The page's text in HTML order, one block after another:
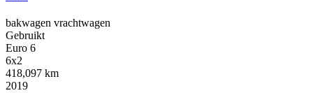
bakwagen vrachtwagen
Gebruikt
Euro 6
6x2
418,097 km
2019